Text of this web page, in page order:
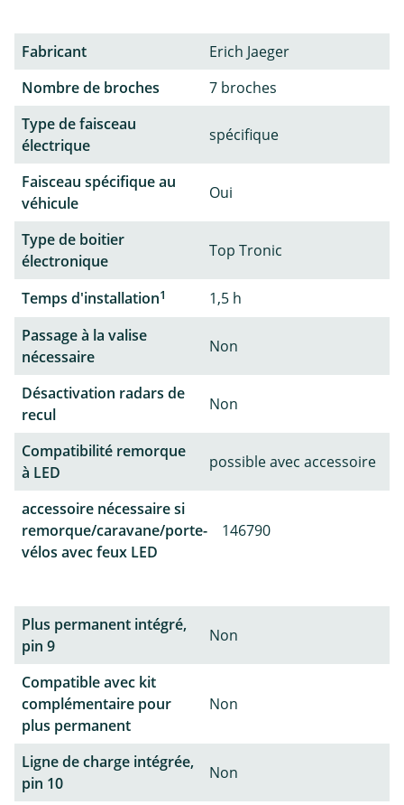
Fabricant
Erich Jaeger
Nombre de broches
7 broches
Type de faisceau
électrique
spécifique
Faisceau spécifique au
véhicule
Oui
Type de boitier
électronique
Top Tronic
Temps d'installation1
1,5 h
Passage à la valise
nécessaire
Non
Désactivation radars de
recul
Non
Compatibilité remorque
à LED
possible avec accessoire
accessoire nécessaire si
remorque/caravane/porte-
vélos avec feux LED
146790
Plus permanent intégré,
pin 9
Non
Compatible avec kit
complémentaire pour
plus permanent
Non
Ligne de charge intégrée,
pin 10
Non